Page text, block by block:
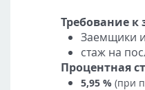
Требование
Заемщики
стаж на
Процентная
5,95%(при